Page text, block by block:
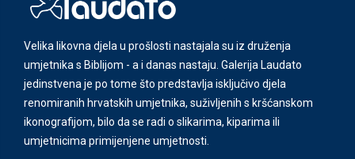
Velika likovna djela u prošlosti nastajala su iz druženja
umjetnika s Biblijom - a i danas nastaju. Galerija Laudato
jedinstvena je po tome što predstavlja isključivo djela
renomiranih hrvatskih umjetnika, suživljenih s kršćanskom
ikonografijom, bilo da se radi o slikarima, kiparima ili
umjetnicima primijenjene umjetnosti.